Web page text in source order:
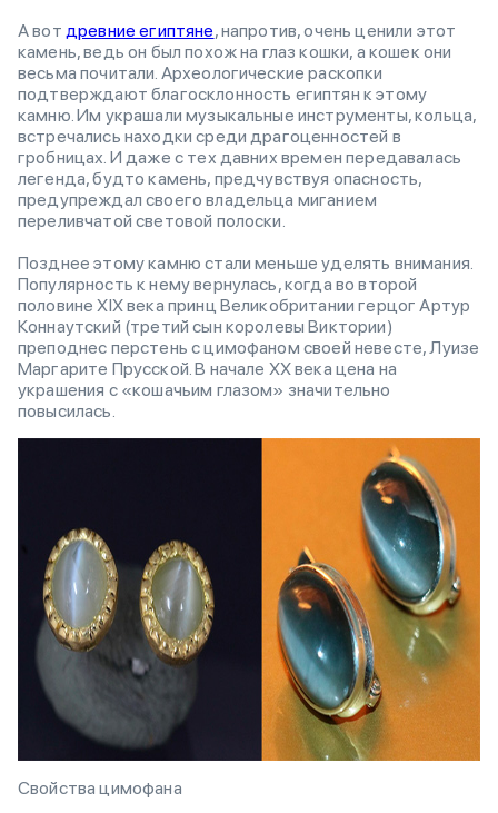
А вот древние египтяне, напротив, очень ценили этот
камень, ведь он был похож на глаз кошки, а кошек они
весьма почитали. Археологические раскопки
подтверждают благосклонность египтян к этому
камню. Им украшали музыкальные инструменты, кольца,
встречались находки среди драгоценностей в
гробницах. И даже с тех давних времен передавалась
легенда, будто камень, предчувствуя опасность,
предупреждал своего владельца миганием
переливчатой световой полоски.
Позднее этому камню стали меньше уделять внимания.
Популярность к нему вернулась, когда во второй
половине XIX века принц Великобритании герцог Артур
Коннаутский (третий сын королевы Виктории)
преподнес перстень с цимофаном своей невесте, Луизе
Маргарите Прусской. В начале XX века цена на
украшения с «кошачьим глазом» значительно
повысилась.
Свойства цимофана